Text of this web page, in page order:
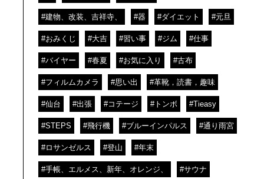
#建物、改装、吉祥寺、 #器 #ダイエット #元旦
#おみくじ #大吉 #習い事 #ジム #仕事
#バイヤー #春夏 #お気に入り #古布
#フィルムカメラ #思い出 #革靴，読書，趣味
#仙台 #出張 #コテージ #トンボ #Tieasy
#STEPS #飛行機 #ブルーインパルス #通り雨宮
#ロサンゼルス #登山 #年末
#手帳、エルメス、新年、オレンジ、 #サウナ